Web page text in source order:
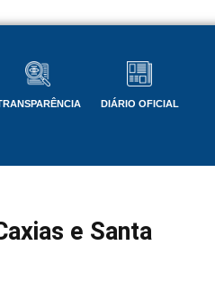
DIÁRIO OFICIAL
e Santa